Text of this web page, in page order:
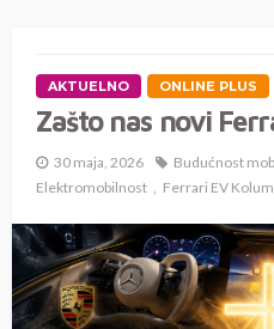
AKTUELNO ONLINE PLUS
Zašto nas novi
30 maja, 2026 Budućnost
Elektromobilnost
Ferrari EV